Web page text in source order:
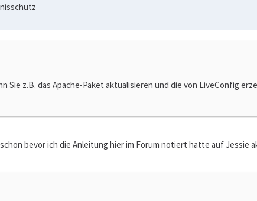
Sie z.B. das Apache-Paket aktualisieren und die von LiveConfig
bevor ich die Anleitung hier im Forum notiert hatte auf